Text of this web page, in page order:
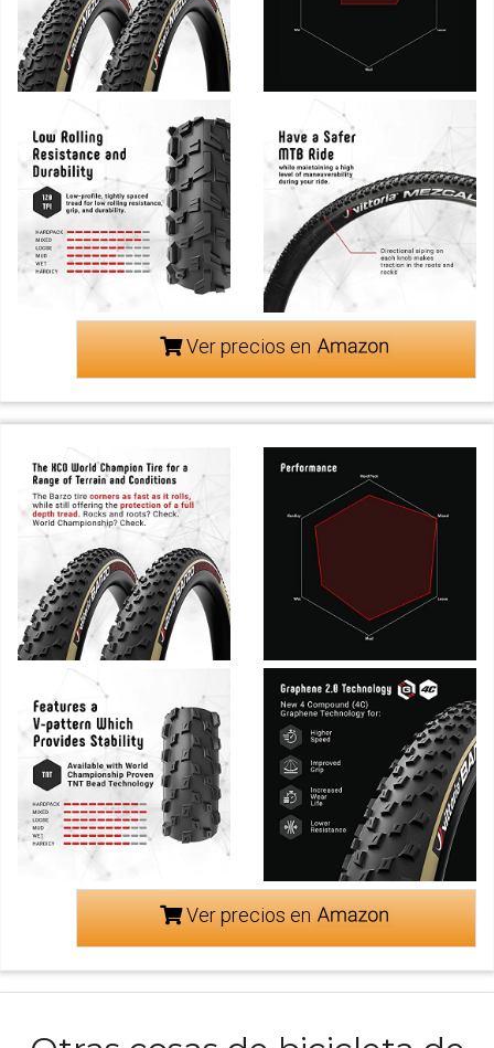
Ver precios en
Ver precios en